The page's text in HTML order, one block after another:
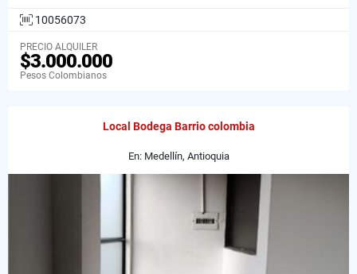
10056073
PRECIO ALQUILER
$3.000.000
Pesos Colombianos
Local Bodega Barrio colombia
En: Medellín, Antioquia